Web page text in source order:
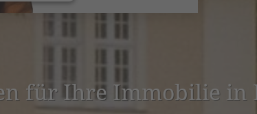
für Ihre Immobilie